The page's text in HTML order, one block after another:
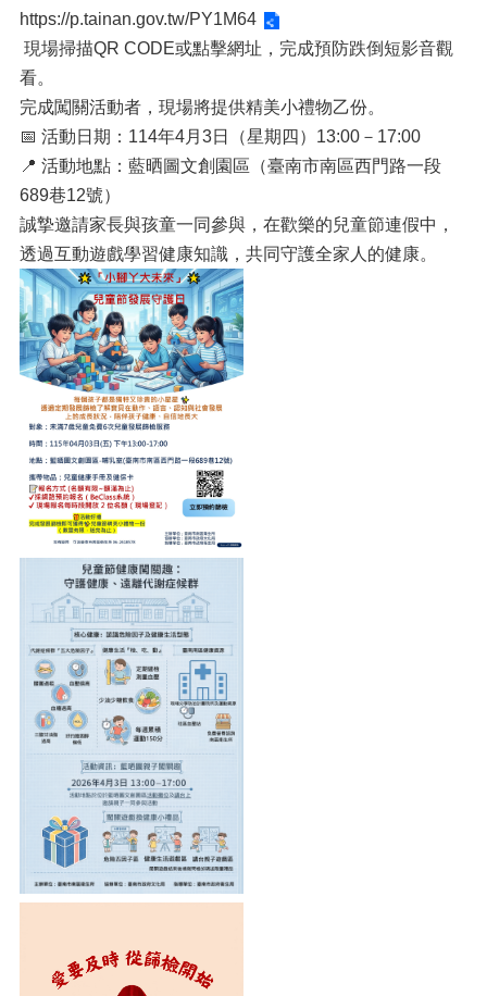
https://p.tainan.gov.tw/PY1M64
現場掃描QR CODE或點擊網址，完成預防跌倒短影音觀
看。
完成闖關活動者，現場將提供精美小禮物乙份。
📅 活動日期：114年4月3日（星期四）13:00－17:00
📍 活動地點：藍晒圖文創園區（臺南市南區西門路一段
689巷12號）
誠摯邀請家長與孩童一同參與，在歡樂的兒童節連假中，
透過互動遊戲學習健康知識，共同守護全家人的健康。